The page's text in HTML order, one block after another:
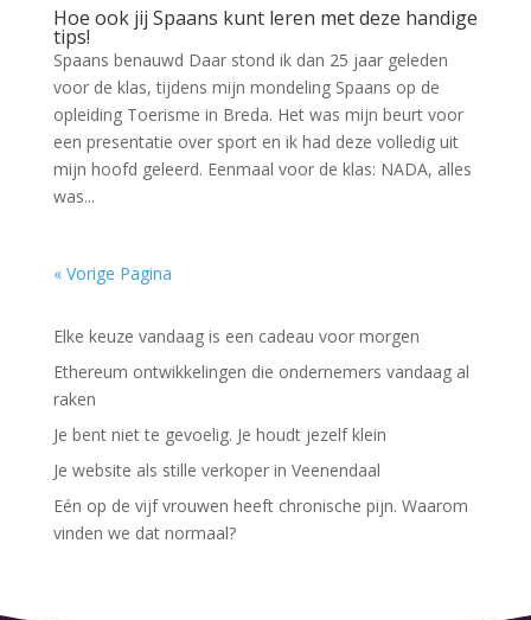
Hoe ook jij Spaans kunt leren met deze handige
tips!
Spaans benauwd Daar stond ik dan 25 jaar geleden
voor de klas, tijdens mijn mondeling Spaans op de
opleiding Toerisme in Breda. Het was mijn beurt voor
een presentatie over sport en ik had deze volledig uit
mijn hoofd geleerd. Eenmaal voor de klas: NADA, alles
was...
« Vorige Pagina
Elke keuze vandaag is een cadeau voor morgen
Ethereum ontwikkelingen die ondernemers vandaag al
raken
Je bent niet te gevoelig. Je houdt jezelf klein
Je website als stille verkoper in Veenendaal
Eén op de vijf vrouwen heeft chronische pijn. Waarom
vinden we dat normaal?